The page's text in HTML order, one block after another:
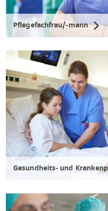
Pflegefachfrau/-mann
Gesundheits- und